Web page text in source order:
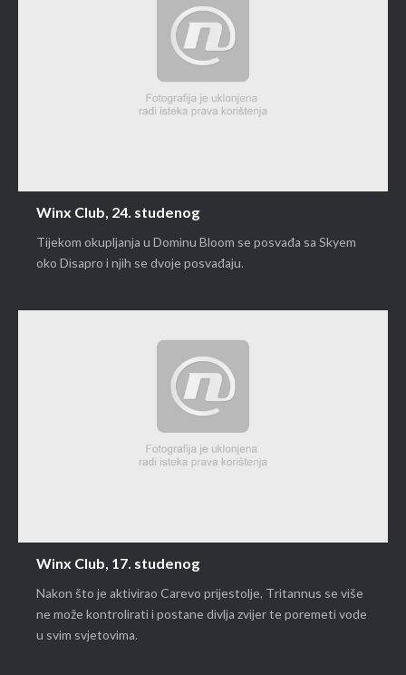
Winx Club, 24. studenog
Tijekom okupljanja u Dominu Bloom se posvađa sa Skyem
oko Disapro i njih se dvoje posvađaju.
Winx Club, 17. studenog
Nakon što je aktivirao Carevo prijestolje, Tritannus se više
ne može kontrolirati i postane divlja zvijer te poremeti vode
u svim svjetovima.